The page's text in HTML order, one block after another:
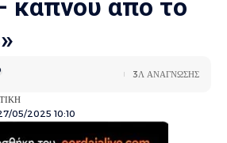
καπνού από το
05/2025 10:10
3Λ ΑΝΑΓΝΩΣΗΣ